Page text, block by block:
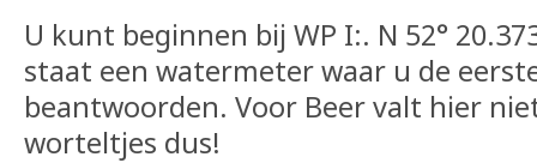
U kunt beginnen bij WP I:. N 52°
staat een watermeter waar u de
beantwoorden. Voor Beer valt hier
worteltjes dus!